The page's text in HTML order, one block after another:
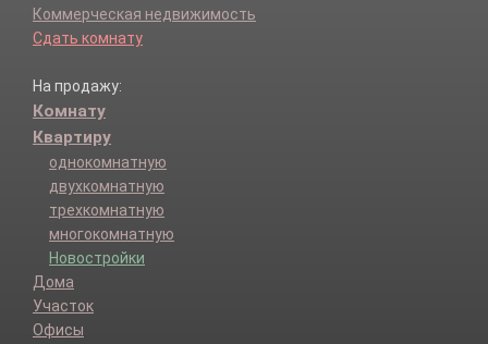
Коммерческая недвижимость
Сдать комнату
На продажу:
Комнату
Квартиру
однокомнатную
двухкомнатную
трехкомнатную
многокомнатную
Новостройки
Дома
Участок
Офисы